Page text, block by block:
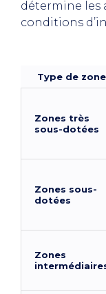
détermine les
conditions
Type de zone
Zones très
sous-dotées
Zones sous-
dotées
Zones